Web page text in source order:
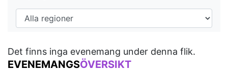
Det finns inga evenemang under denna flik.
EVENEMANGSÖVERSIKT